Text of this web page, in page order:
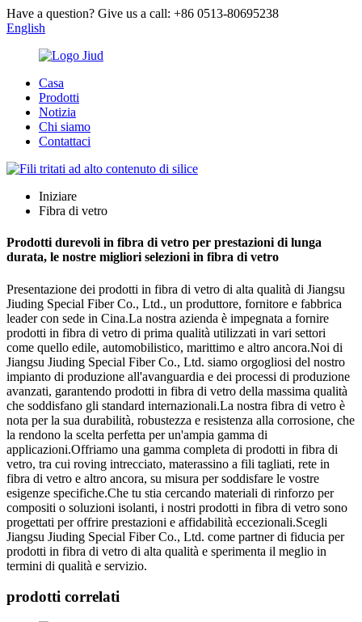
Have a question? Give us a call: +86 0513-80695238
English
Casa
Prodotti
Notizia
Chi siamo
Contattaci
Iniziare
Fibra di vetro
Prodotti durevoli in fibra di vetro per prestazioni di lunga
durata, le nostre migliori selezioni in fibra di vetro
Presentazione dei prodotti in fibra di vetro di alta qualità di Jiangsu
Jiuding Special Fiber Co., Ltd., un produttore, fornitore e fabbrica
leader con sede in Cina.La nostra azienda è impegnata a fornire
prodotti in fibra di vetro di prima qualità utilizzati in vari settori
come quello edile, automobilistico, marittimo e altro ancora.Noi di
Jiangsu Jiuding Special Fiber Co., Ltd. siamo orgogliosi del nostro
impianto di produzione all'avanguardia e dei processi di produzione
avanzati, garantendo prodotti in fibra di vetro della massima qualità
che soddisfano gli standard internazionali.La nostra fibra di vetro è
nota per la sua durabilità, robustezza e resistenza alla corrosione, che
la rendono la scelta perfetta per un'ampia gamma di
applicazioni.Offriamo una gamma completa di prodotti in fibra di
vetro, tra cui roving intrecciato, materassino a fili tagliati, rete in
fibra di vetro e altro ancora, su misura per soddisfare le vostre
esigenze specifiche.Che tu stia cercando materiali di rinforzo per
compositi o soluzioni isolanti, i nostri prodotti in fibra di vetro sono
progettati per offrire prestazioni e affidabilità eccezionali.Scegli
Jiangsu Jiuding Special Fiber Co., Ltd. come partner di fiducia per
prodotti in fibra di vetro di alta qualità e sperimenta il meglio in
termini di qualità e servizio.
prodotti correlati